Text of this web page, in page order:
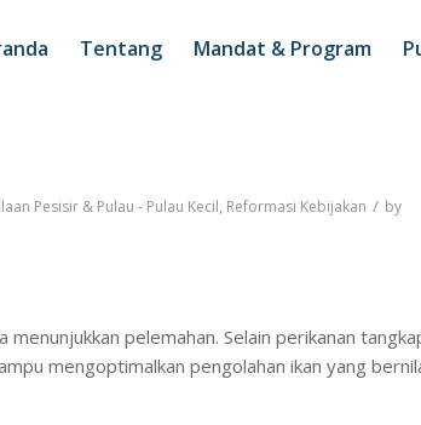
Tentang Mandat & Program
Pesisir & Pulau - Pulau Kecil, Reformasi Kebijakan / by
menunjukkan pelemahan. Selain perikanan
mengoptimalkan pengolahan ikan yang